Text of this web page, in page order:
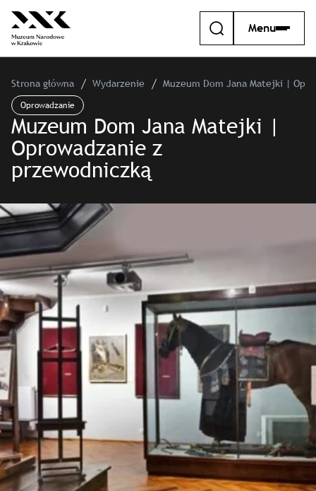
Menu
Strona główna Wydarzenie
Muzeum Dom Jana Matejki |
Oprowadzanie
Muzeum Dom Jana Matejki |
Oprowadzanie z
przewodniczką